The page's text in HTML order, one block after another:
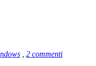
, 2 commenti